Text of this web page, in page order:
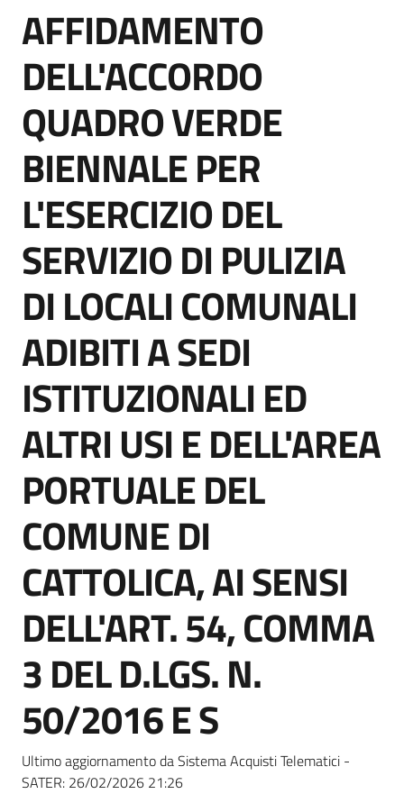
acquisto
Supporto
Piattaforme
telematiche
English
site
Seguici
su
Salta al contenuto
AFFIDAMENTO
DELL'ACCORDO
QUADRO VERDE
BIENNALE PER
L'ESERCIZIO DEL
SERVIZIO DI PULIZIA
DI LOCALI COMUNALI
ADIBITI A SEDI
ISTITUZIONALI ED
ALTRI USI E DELL'AREA
PORTUALE DEL
COMUNE DI
CATTOLICA, AI SENSI
DELL'ART. 54, COMMA
3 DEL D.LGS. N.
50/2016 E S
Ultimo aggiornamento da Sistema Acquisti Telematici -
SATER: 26/02/2026 21:26